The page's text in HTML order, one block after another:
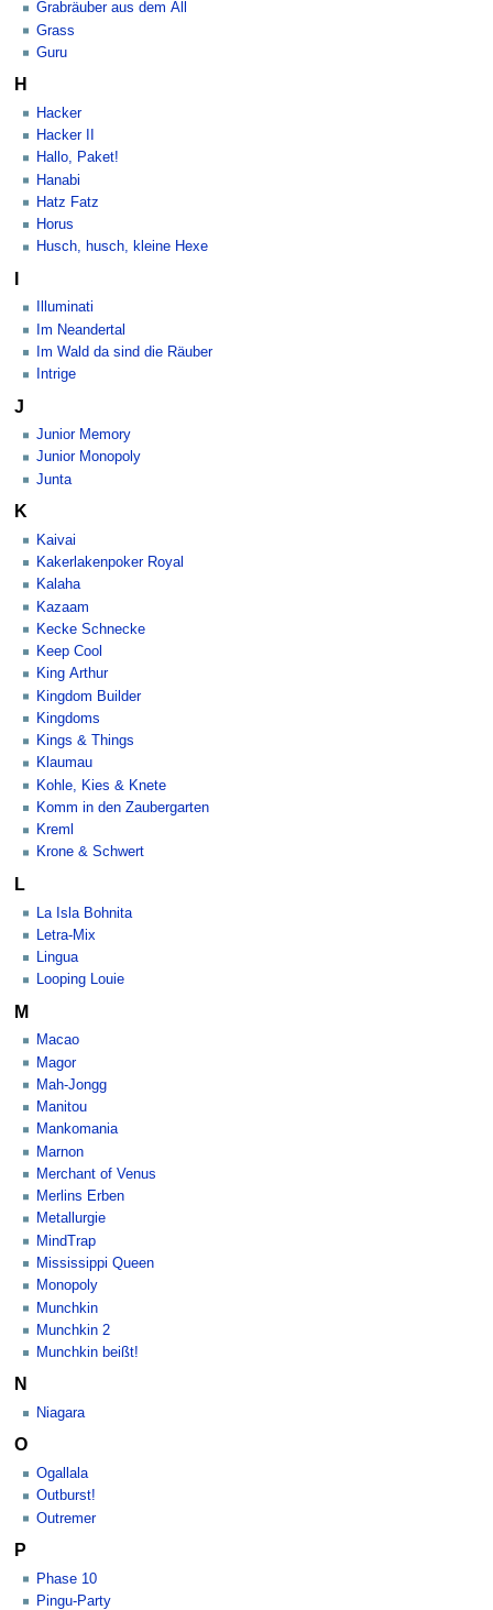
Grabräuber aus dem All
Grass
Guru
H
Hacker
Hacker II
Hallo, Paket!
Hanabi
Hatz Fatz
Horus
Husch, husch, kleine Hexe
I
Illuminati
Im Neandertal
Im Wald da sind die Räuber
Intrige
J
Junior Memory
Junior Monopoly
Junta
K
Kaivai
Kakerlakenpoker Royal
Kalaha
Kazaam
Kecke Schnecke
Keep Cool
King Arthur
Kingdom Builder
Kingdoms
Kings & Things
Klaumau
Kohle, Kies & Knete
Komm in den Zaubergarten
Kreml
Krone & Schwert
L
La Isla Bohnita
Letra-Mix
Lingua
Looping Louie
M
Macao
Magor
Mah-Jongg
Manitou
Mankomania
Marnon
Merchant of Venus
Merlins Erben
Metallurgie
MindTrap
Mississippi Queen
Monopoly
Munchkin
Munchkin 2
Munchkin beißt!
N
Niagara
O
Ogallala
Outburst!
Outremer
P
Phase 10
Pingu-Party